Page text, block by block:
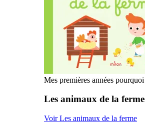
Mes premières années pourquoi
Les animaux de la ferme
Voir Les animaux de la ferme